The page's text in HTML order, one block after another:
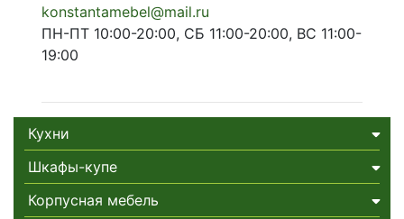
Кухни
Шкафы-купе
Корпусная мебель
konstantamebel@mail.ru
ПН-ПТ 10:00-20:00, СБ 11:00-20:00, ВС 11:00-
19:00